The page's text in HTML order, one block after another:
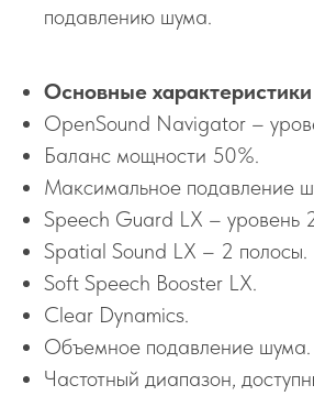
подавлению шума.
Основные
OpenSound Navigator –
Баланс мощности 50%.
Максимальное подавление
Speech Guard LX – уровень
Spatial Sound LX – 2 полосы.
Soft Speech Booster LX.
Clear Dynamics.
Объемное подавление шума.
Частотный диапазон,